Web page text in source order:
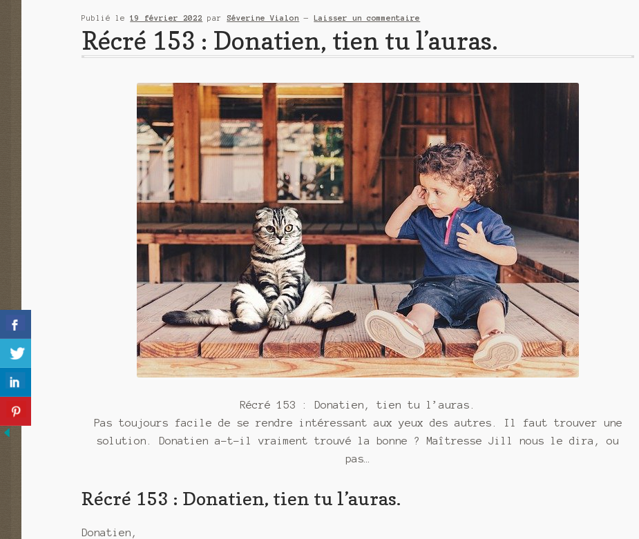
Publié le19 février 2022 parSéverine Vialon — Laisser un commentaire
Récré 153 : Donatien, tien tu l’auras.
Récré 153 : Donatien, tien tu l’auras.
Pas toujours facile de se rendre intéressant aux yeux des autres. Il faut trouver une
solution. Donatien a-t-il vraiment trouvé la bonne ? Maîtresse Jill nous le dira, ou
pas…
Récré 153 : Donatien, tien tu l’auras.
Donatien,